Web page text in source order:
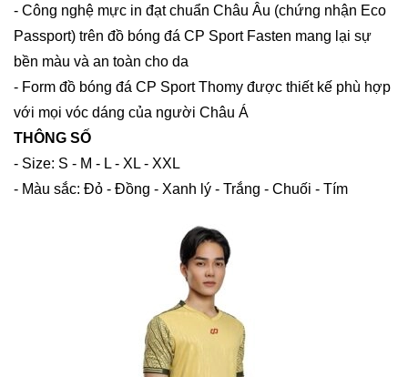
- Công nghệ mực in đạt chuẩn Châu Âu (chứng nhận Eco
Passport) trên đồ bóng đá CP Sport Fasten mang lại sự
bền màu và an toàn cho da
- Form đồ bóng đá CP Sport Thomy được thiết kế phù hợp
với mọi vóc dáng của người Châu Á
THÔNG SỐ
- Size: S - M - L - XL - XXL
- Màu sắc: Đỏ - Đồng - Xanh lý - Trắng - Chuối - Tím